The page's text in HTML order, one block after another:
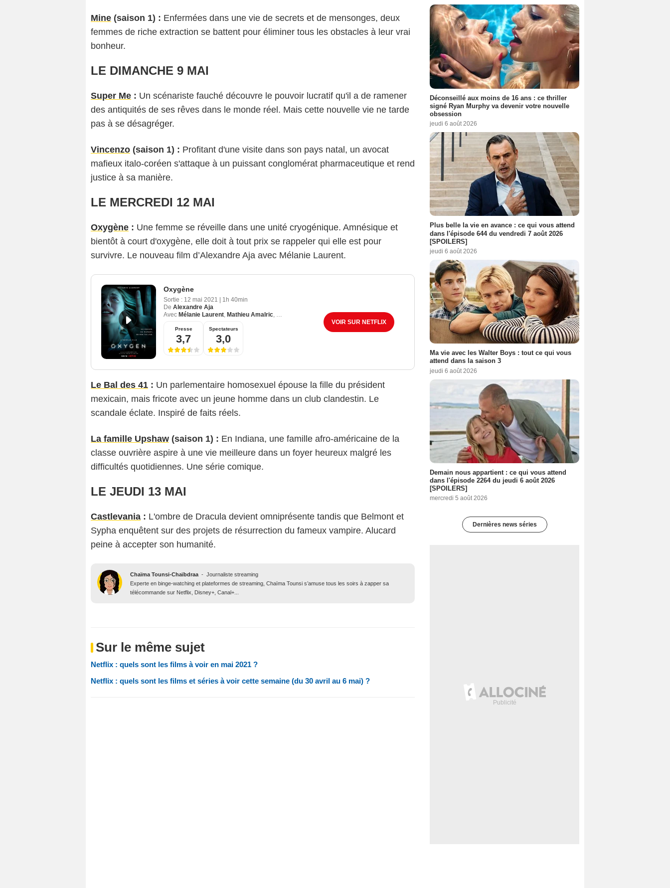
Mine (saison 1) : Enfermées dans une vie de secrets et de mensonges, deux
femmes de riche extraction se battent pour éliminer tous les obstacles à leur vrai
bonheur.
LE DIMANCHE 9 MAI
Super Me : Un scénariste fauché découvre le pouvoir lucratif qu'il a de ramener
des antiquités de ses rêves dans le monde réel. Mais cette nouvelle vie ne tarde
pas à se désagréger.
Vincenzo (saison 1) : Profitant d'une visite dans son pays natal, un avocat
mafieux italo-coréen s'attaque à un puissant conglomérat pharmaceutique et rend
justice à sa manière.
LE MERCREDI 12 MAI
Oxygène : Une femme se réveille dans une unité cryogénique. Amnésique et
bientôt à court d'oxygène, elle doit à tout prix se rappeler qui elle est pour
survivre. Le nouveau film d’Alexandre Aja avec Mélanie Laurent.
Oxygène
Sortie : 12 mai 2021 | 1h 40min
De Alexandre Aja
Avec Mélanie Laurent Mathieu Amalric
Presse
3,7
Spectateurs
3,0
VOIR SUR NETFLIX
Le Bal des 41 : Un parlementaire homosexuel épouse la fille du président
mexicain, mais fricote avec un jeune homme dans un club clandestin. Le
scandale éclate. Inspiré de faits réels.
La famille Upshaw (saison 1) : En Indiana, une famille afro-américaine de la
classe ouvrière aspire à une vie meilleure dans un foyer heureux malgré les
difficultés quotidiennes. Une série comique.
LE JEUDI 13 MAI
Castlevania : L'ombre de Dracula devient omniprésente tandis que Belmont et
Sypha enquêtent sur des projets de résurrection du fameux vampire. Alucard
peine à accepter son humanité.
Chaïma Tounsi-Chaïbdraa - Journaliste streaming
Experte en binge-watching et plateformes de streaming, Chaïma Tounsi s’amuse tous les soirs à zapper sa
télécommande sur Netflix, Disney+, Canal+...
Sur le même sujet
Netflix : quels sont les films à voir en mai 2021 ?
Netflix : quels sont les films et séries à voir cette semaine (du 30 avril au 6 mai) ?
Déconseillé aux moins de 16 ans : ce thriller
signé Ryan Murphy va devenir votre nouvelle
obsession
jeudi 6 août 2026
Plus belle la vie en avance : ce qui vous attend
dans l'épisode 644 du vendredi 7 août 2026
[SPOILERS]
jeudi 6 août 2026
Ma vie avec les Walter Boys : tout ce qui vous
attend dans la saison 3
jeudi 6 août 2026
Demain nous appartient : ce qui vous attend
dans l'épisode 2264 du jeudi 6 août 2026
[SPOILERS]
mercredi 5 août 2026
Dernières news séries